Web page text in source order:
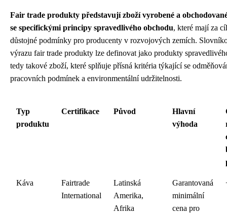
Fair trade produkty představují zboží vyrobené a
se specifickými principy spravedlivého obchodu, které mají za
důstojné podmínky pro producenty v rozvojových zemích.
výrazu fair trade produkty lze definovat jako produkty
tedy takové zboží, které splňuje přísná kritéria týkající se
pracovních podmínek a environmentální udržitelnosti.
Typ
produktu
Certifikace Původ
Hlavní
výhoda
Káva
Fairtrade
International
Latinská
Amerika,
Afrika
Garantovaná
minimální
cena pro